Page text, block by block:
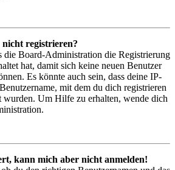
registrieren?
die Board-Administration die Registrierung
hat, damit sich keine neuen Benutzer
Es könnte auch sein, dass deine IP-
mit dem du dich registrieren
wurden. Um Hilfe zu erhalten, wende dich
kann mich aber nicht anmelden!